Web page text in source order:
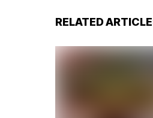
RELATED